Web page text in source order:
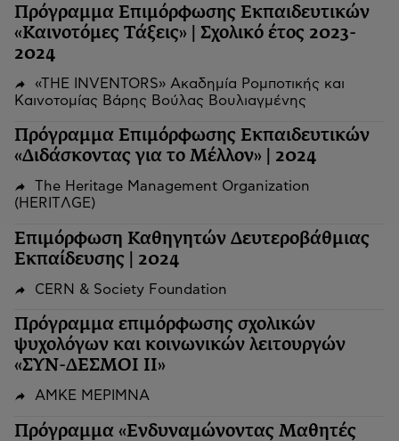
Πρόγραμμα Επιμόρφωσης Εκπαιδευτικών
«Καινοτόμες Τάξεις» | Σχολικό έτος 2023-
2024
«THE INVENTORS» Ακαδημία Ρομποτικής και
Καινοτομίας Βάρης Βούλας Βουλιαγμένης
Πρόγραμμα Επιμόρφωσης Εκπαιδευτικών
«Διδάσκοντας για το Μέλλον» | 2024
The Heritage Management Organization
(HERITΛGΕ)
Επιμόρφωση Καθηγητών Δευτεροβάθμιας
Εκπαίδευσης | 2024
CERN & Society Foundation
Πρόγραμμα επιμόρφωσης σχολικών
ψυχολόγων και κοινωνικών λειτουργών
«ΣΥΝ-ΔΕΣΜΟΙ ΙΙ»
ΑΜΚΕ ΜΕΡΙΜΝΑ
Πρόγραμμα «Ενδυναμώνοντας Μαθητές